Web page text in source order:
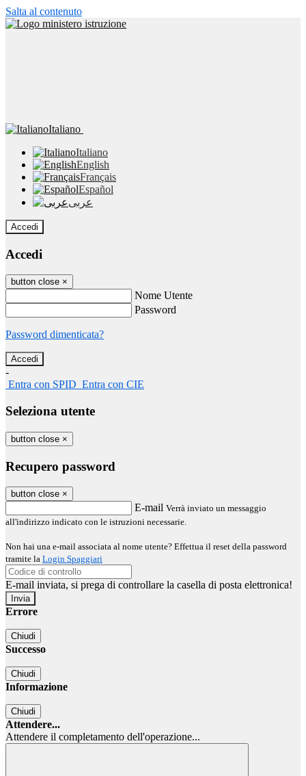
Salta al contenuto
Italiano
Italiano
English
Français
Español
عربى
Accedi
Accedi
button close ×
Nome Utente
Password
Password dimenticata?
-
Entra con SPID Entra con CIE
Seleziona utente
button close ×
Recupero password
button close ×
E-mail Verrà inviato un messaggio
all'indirizzo indicato con le istruzioni necessarie.
Non hai una e-mail associata al nome utente? Effettua il reset della password
tramite la Login Spaggiari
E-mail inviata, si prega di controllare la casella di posta elettronica!
Errore
Chiudi
Successo
Chiudi
Informazione
Chiudi
Attendere...
Attendere il completamento dell'operazione...